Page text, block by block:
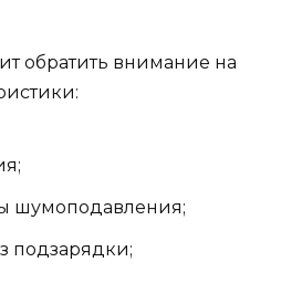
обратить внимание на
шумоподавления;
подзарядки;